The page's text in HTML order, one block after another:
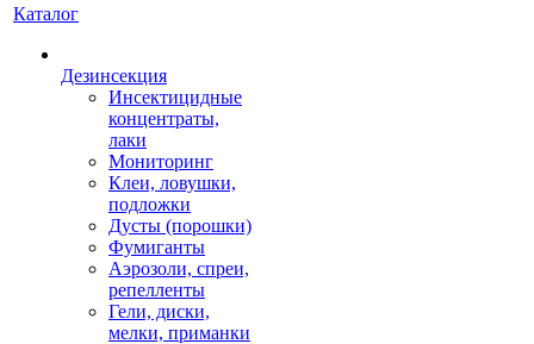
Каталог
Дезинсекция
Инсектицидные
концентраты,
лаки
Мониторинг
Клеи, ловушки,
подложки
Дусты (порошки)
Фумиганты
Аэрозоли, спреи,
репелленты
Гели, диски,
мелки, приманки